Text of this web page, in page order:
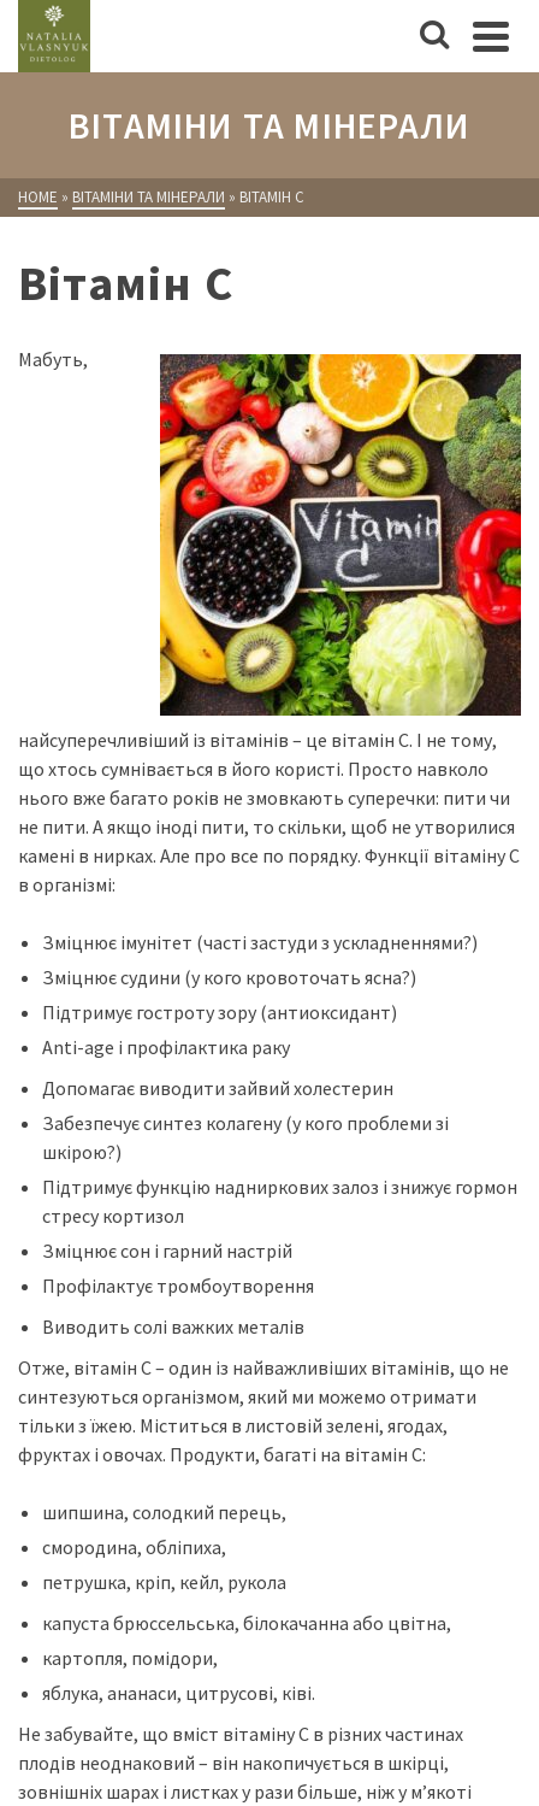
ВІТАМІНИ ТА МІНЕРАЛИ
HOME » ВІТАМІНИ ТА МІНЕРАЛИ » ВІТАМІН C
Вітамін C
Мабуть,
найсуперечливіший із вітамінів – це вітамін С. І не тому,
що хтось сумнівається в його користі. Просто навколо
нього вже багато років не змовкають суперечки: пити чи
не пити. А якщо іноді пити, то скільки, щоб не утворилися
камені в нирках. Але про все по порядку. Функції вітаміну С
в організмі:
Зміцнює імунітет (часті застуди з ускладненнями?)
Зміцнює судини (у кого кровоточать ясна?)
Підтримує гостроту зору (антиоксидант)
Anti-age і профілактика раку
Допомагає виводити зайвий холестерин
Забезпечує синтез колагену (у кого проблеми зі
шкірою?)
Підтримує функцію надниркових залоз і знижує гормон
стресу кортизол
Зміцнює сон і гарний настрій
Профілактує тромбоутворення
Виводить солі важких металів
Отже, вітамін С – один із найважливіших вітамінів, що не
синтезуються організмом, який ми можемо отримати
тільки з їжею. Міститься в листовій зелені, ягодах,
фруктах і овочах. Продукти, багаті на вітамін С:
шипшина, солодкий перець,
смородина, обліпиха,
петрушка, кріп, кейл, рукола
капуста брюссельська, білокачанна або цвітна,
картопля, помідори,
яблука, ананаси, цитрусові, ківі.
Не забувайте, що вміст вітаміну С в різних частинах
плодів неоднаковий – він накопичується в шкірці,
зовнішніх шарах і листках у рази більше, ніж у м’якоті